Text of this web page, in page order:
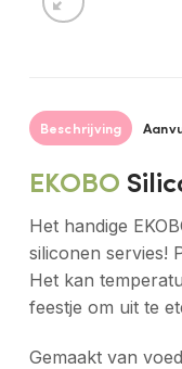
Beschrijving
EKOBO
Het handige
siliconen servies!
Het kan
feestje om uit te
Gemaakt van